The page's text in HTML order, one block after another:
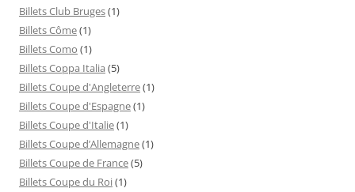
Billets Club Bruges(1)
Billets Côme(1)
Billets Como (1)
Billets Coppa Italia (5)
Billets Coupe d'Angleterre(1)
Billets Coupe d'Espagne(1)
Billets Coupe d'Italie(1)
Billets Coupe d’Allemagne(1)
Billets Coupe de France(5)
Billets Coupe du Roi(1)